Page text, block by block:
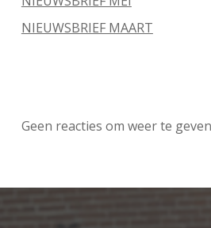
NIEUWSBRIEF MAART
Geen reacties om weer te